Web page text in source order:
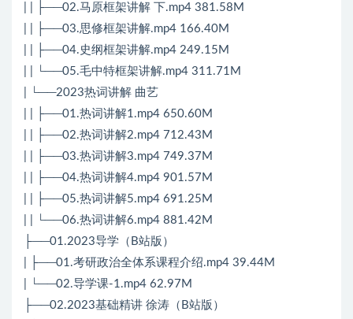
| | ├──02.马原框架讲解 下.mp4 381.58M
| | ├──03.思修框架讲解.mp4 166.40M
| | ├──04.史纲框架讲解.mp4 249.15M
| | └──05.毛中特框架讲解.mp4 311.71M
| └──2023热词讲解 曲艺
| | ├──01.热词讲解1.mp4 650.60M
| | ├──02.热词讲解2.mp4 712.43M
| | ├──03.热词讲解3.mp4 749.37M
| | ├──04.热词讲解4.mp4 901.57M
| | ├──05.热词讲解5.mp4 691.25M
| | └──06.热词讲解6.mp4 881.42M
├──01.2023导学（B站版）
| ├──01.考研政治全体系课程介绍.mp4 39.44M
| └──02.导学课-1.mp4 62.97M
├──02.2023基础精讲 徐涛（B站版）